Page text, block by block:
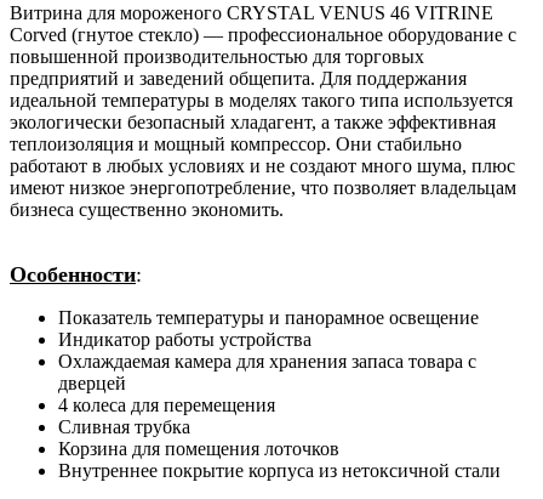
Витрина для мороженого CRYSTAL VENUS 46 VITRINE
Corved (гнутое стекло) — профессиональное оборудование с
повышенной производительностью для торговых
предприятий и заведений общепита. Для поддержания
идеальной температуры в моделях такого типа используется
экологически безопасный хладагент, а также эффективная
теплоизоляция и мощный компрессор. Они стабильно
работают в любых условиях и не создают много шума, плюс
имеют низкое энергопотребление, что позволяет владельцам
бизнеса существенно экономить.
Особенности:
Показатель температуры и панорамное освещение
Индикатор работы устройства
Охлаждаемая камера для хранения запаса товара с
дверцей
4 колеса для перемещения
Сливная трубка
Корзина для помещения лоточков
Внутреннее покрытие корпуса из нетоксичной стали